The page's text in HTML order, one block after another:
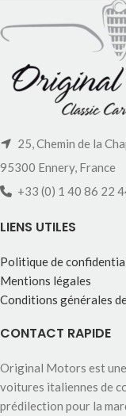
25, Chemin de la
95300 Ennery, France
+33 (0) 1 40 86 22
LIENS UTILES
Politique de
Mentions légales
Conditions générales
CONTACT RAPIDE
Original Motors est
voitures italiennes de
prédilection pour la